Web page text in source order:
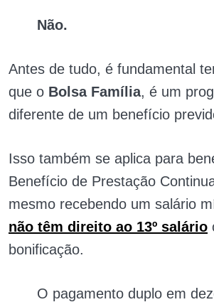
Não.
Antes de tudo, é fundamental
que o Bolsa Família, é um
diferente de um benefício
Isso também se aplica para
Benefício de Prestação
mesmo recebendo um salário
não têm direito ao 13º salário
bonificação.
O pagamento duplo em